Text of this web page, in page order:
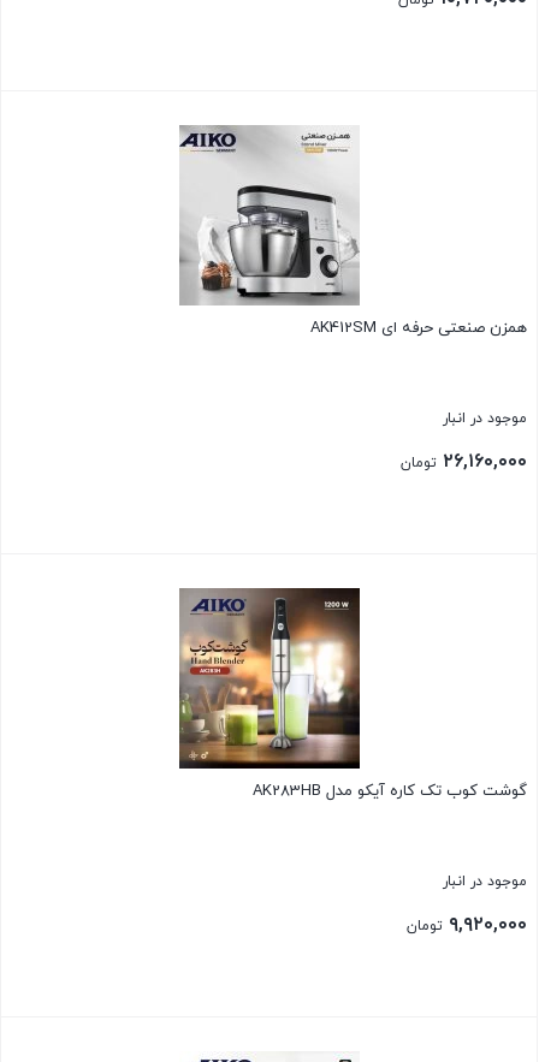
همزن صنعتی حرفه ای AK412SM
موجود در انبار
۲۶,۱۶۰,۰۰۰ تومان
گوشت کوب تک کاره آیکو مدل AK283HB
موجود در انبار
۹,۹۲۰,۰۰۰ تومان